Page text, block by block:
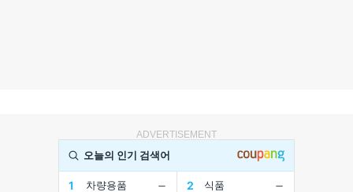
ADVERTISEMENT